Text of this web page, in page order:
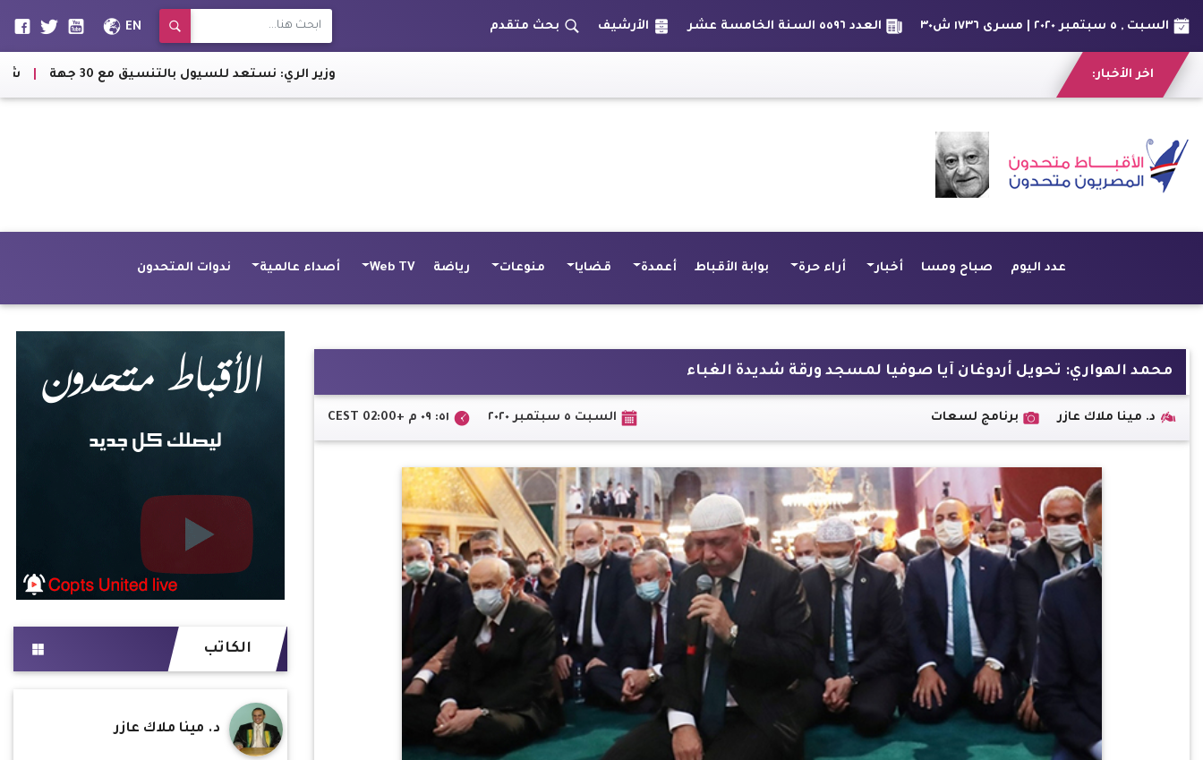
السبت , ٥ سبتمبر ٢٠٢٠ | مسرى ١٧٣٦ ش٣٠ العدد ٥٥٩٦ السنة الخامسة عشر الأرشيف بحث متقدم EN
اخر الأخبار: وزير الري: نستعد للسيول بالتنسيق مع 30 جهة | شروط وخطوات
عدد اليوم صباح ومسا أخبار أراء حرة بوابة الأقباط أعمدة قضايا منوعات رياضة Web TV أصداء عالمية ندوات المتحدون
محمد الهواري: تحويل أردوغان آيا صوفيا لمسجد ورقة شديدة الغباء
د. مينا ملاك عازر برنامج لسعات السبت ٥ سبتمبر ٢٠٢٠ ٥١: ٠٩ م +02:00 CEST
الكاتب
د. مينا ملاك عازر